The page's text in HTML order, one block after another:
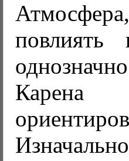
Карена